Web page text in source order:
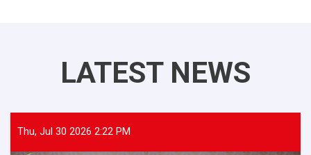
LATEST NEWS
Thu, Jul 30 2026 2:22 PM